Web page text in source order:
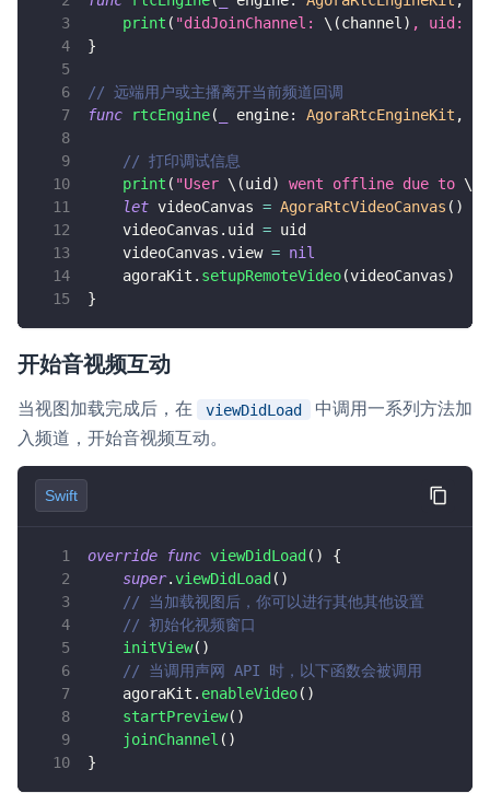
        agoraKit
.setupRemoteVideo(
}
折叠 92 行
print ( "didJoinChannel: \(channel ) , uid:
}
// 远端用户或主播离开当前频道回调
func
rtcEngine( engine: AgoraRtcEngineKit ,
// 打印调试信息
print ( "User \(uid ) went offline due to \(
let videoCanvas = AgoraRtcVideoCanvas ( )
    videoCanvas
. uid = uid
    videoCanvas
.view = nil
    agoraKit
. setupRemoteVideo(videoCanvas)
}
开始音视频互动
当视图加载完成后，在 viewDidLoad
中调用一系列方法加
入频道，开始音视频互动。
Swift
override func viewDidLoad ( )
{
super.viewDidLoad ( )
// 当加载视图后，你可以进行其他其他设置
// 初始化视频窗口
initView( )
// 当调用声网 API 时，以下函数会被调用
    agoraKit
. enableVideo( )
startPreview( )
joinChannel ( )
}